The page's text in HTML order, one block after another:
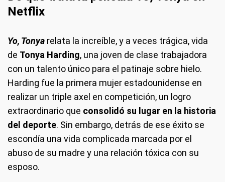
Netflix
Yo, Tonya relata la increíble, y a veces trágica, vida
de Tonya Harding, una joven de clase trabajadora
con un talento único para el patinaje sobre hielo.
Harding fue la primera mujer estadounidense en
realizar un triple axel en competición, un logro
extraordinario que consolidó su lugar en la historia
del deporte. Sin embargo, detrás de ese éxito se
escondía una vida complicada marcada por el
abuso de su madre y una relación tóxica con su
esposo.